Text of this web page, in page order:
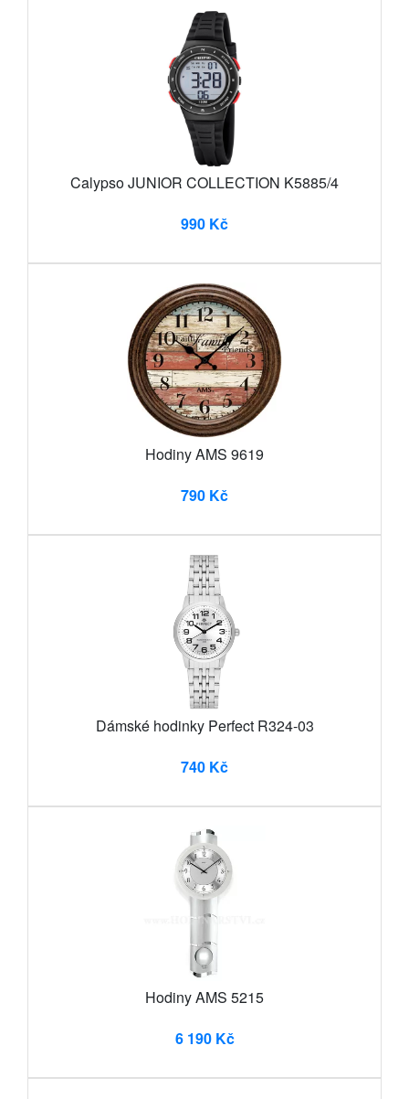
Calypso JUNIOR COLLECTION K5885/4
990 Kč
Hodiny AMS 9619
790 Kč
Dámské hodinky Perfect R324-03
740 Kč
Hodiny AMS 5215
6 190 Kč